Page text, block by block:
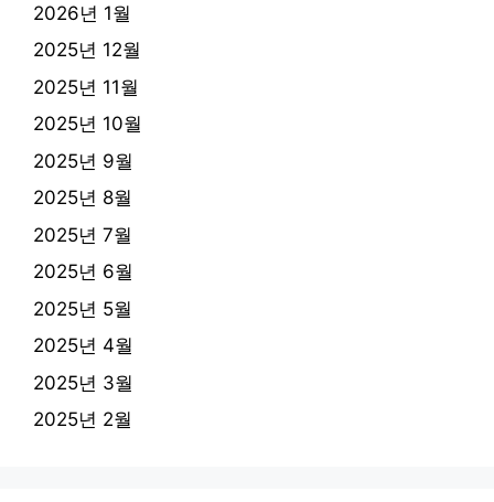
2026년 1월
2025년 12월
2025년 11월
2025년 10월
2025년 9월
2025년 8월
2025년 7월
2025년 6월
2025년 5월
2025년 4월
2025년 3월
2025년 2월